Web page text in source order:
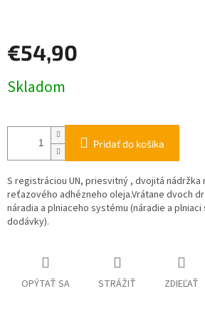
€54,90
cena:
Skladom
Pridať do košíka
S registráciou UN, priesvitný , dvojitá nádržka
reťazového adhézneho oleja.Vrátane dvoch
náradia a plniaceho systému (náradie a
dodávky).
OPÝTAŤ SA STRÁŽIŤ ZDIEĽAŤ